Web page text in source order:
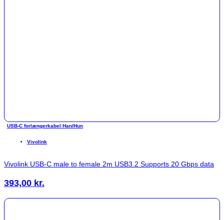
USB-C forlængerkabel Han/Hun
Vivolink
Vivolink USB-C male to female 2m USB3.2 Supports 20 Gbps data
393,00 kr.